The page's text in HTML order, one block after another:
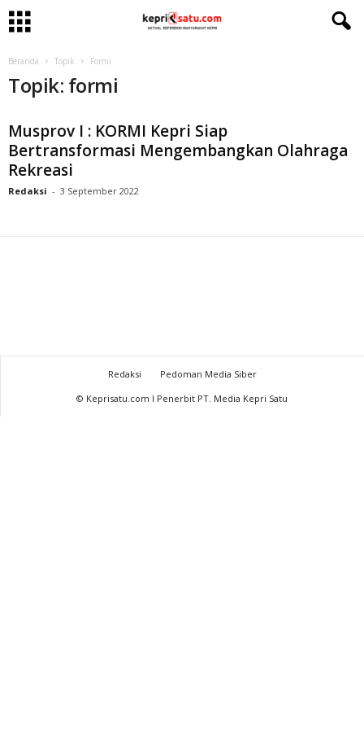
Beranda Topik Formi
Topik: formi
Musprov I : KORMI Kepri Siap
Bertransformasi Mengembangkan Olahraga
Rekreasi
Redaksi - 3 September 2022
Redaksi
Pedoman Media Siber
© Keprisatu.com I Penerbit PT. Media Kepri Satu